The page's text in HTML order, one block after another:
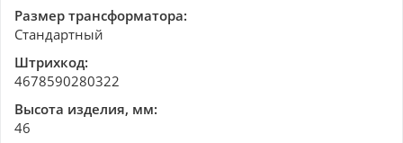
Размер трансформатора:
Стандартный
Штрихкод:
4678590280322
Высота изделия, мм:
46